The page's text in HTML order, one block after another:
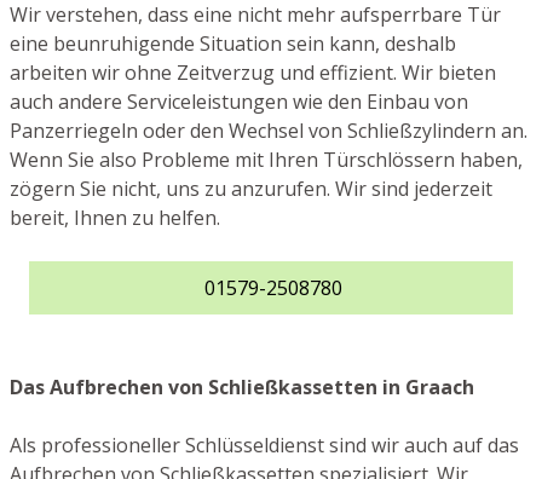
Wir verstehen, dass eine nicht mehr aufsperrbare Tür
eine beunruhigende Situation sein kann, deshalb
arbeiten wir ohne Zeitverzug und effizient. Wir bieten
auch andere Serviceleistungen wie den Einbau von
Panzerriegeln oder den Wechsel von Schließzylindern an.
Wenn Sie also Probleme mit Ihren Türschlössern haben,
zögern Sie nicht, uns zu anzurufen. Wir sind jederzeit
bereit, Ihnen zu helfen.
01579-2508780
Das Aufbrechen von Schließkassetten in Graach
Als professioneller Schlüsseldienst sind wir auch auf das